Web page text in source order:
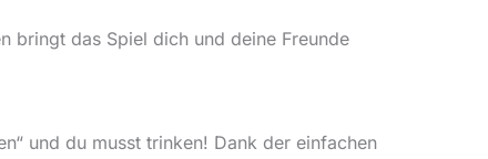
bringt das Spiel dich und deine Freunde
und du musst trinken! Dank der einfachen